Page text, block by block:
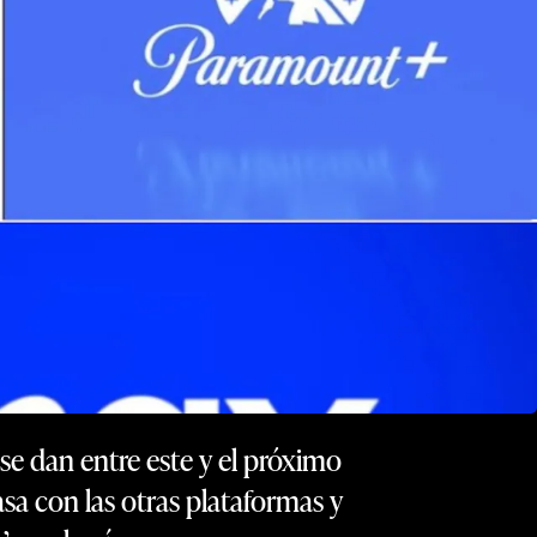
dan entre este y el próximo
con las otras plataformas y